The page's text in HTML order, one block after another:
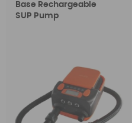
Base Rechargeable
SUP Pump